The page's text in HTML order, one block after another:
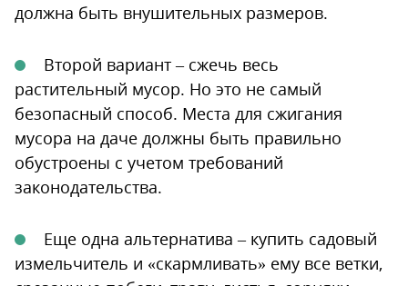
должна быть внушительных размеров.
Второй вариант – сжечь весь
растительный мусор. Но это не самый
безопасный способ. Места для сжигания
мусора на даче должны быть правильно
обустроены с учетом требований
законодательства.
Еще одна альтернатива – купить садовый
измельчитель и «скармливать» ему все ветки,